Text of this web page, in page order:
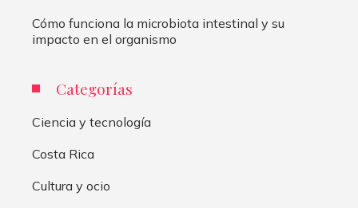
Cómo funciona la microbiota intestinal y su
impacto en el organismo
Categorías
Ciencia y tecnología
Costa Rica
Cultura y ocio